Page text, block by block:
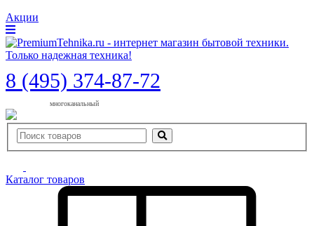
Акции
8 (495) 374-87-72
многоканальный
Каталог товаров